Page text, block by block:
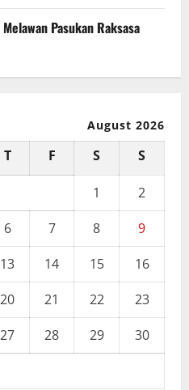
Pasukan Raksasa
August 2026
T F S S
1
2
6 7 8
9
13 14 15
16
20 21 22
23
27 28 29
30